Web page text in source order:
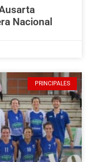
Nacional
PRINCIPALES